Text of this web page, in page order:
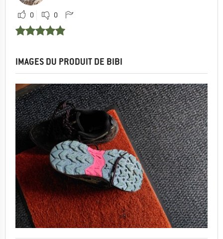
0 0
IMAGES DU PRODUIT DE BIBI